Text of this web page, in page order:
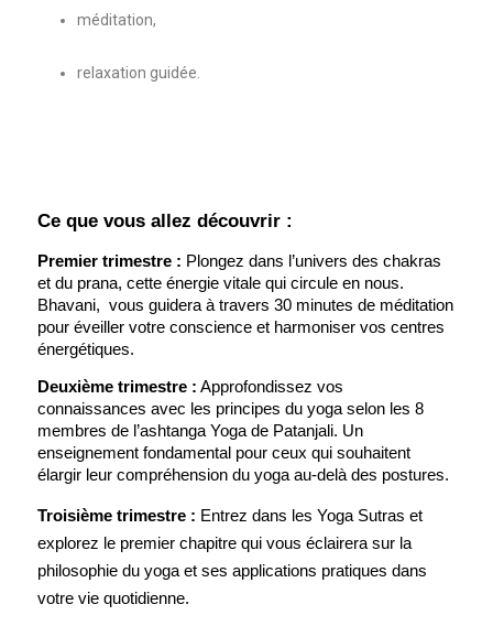
méditation,
relaxation guidée.
Ce que vous allez découvrir :
Premier trimestre : Plongez dans l’univers des chakras
et du prana, cette énergie vitale qui circule en nous.
Bhavani,  vous guidera à travers 30 minutes de méditation
pour éveiller votre conscience et harmoniser vos centres
énergétiques.
Deuxième trimestre : Approfondissez vos
connaissances avec les principes du yoga selon les 8
membres de l’ashtanga Yoga de Patanjali. Un
enseignement fondamental pour ceux qui souhaitent
élargir leur compréhension du yoga au-delà des postures.
Troisième trimestre : Entrez dans les Yoga Sutras et
explorez le premier chapitre qui vous éclairera sur la
philosophie du yoga et ses applications pratiques dans
votre vie quotidienne.